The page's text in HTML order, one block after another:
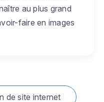
au plus grand
faire en images
de site internet